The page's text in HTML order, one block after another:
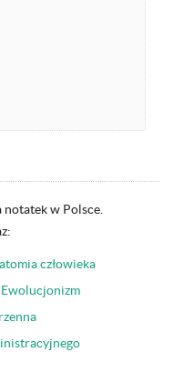
w Polsce.
człowieka
Ewolucjonizm